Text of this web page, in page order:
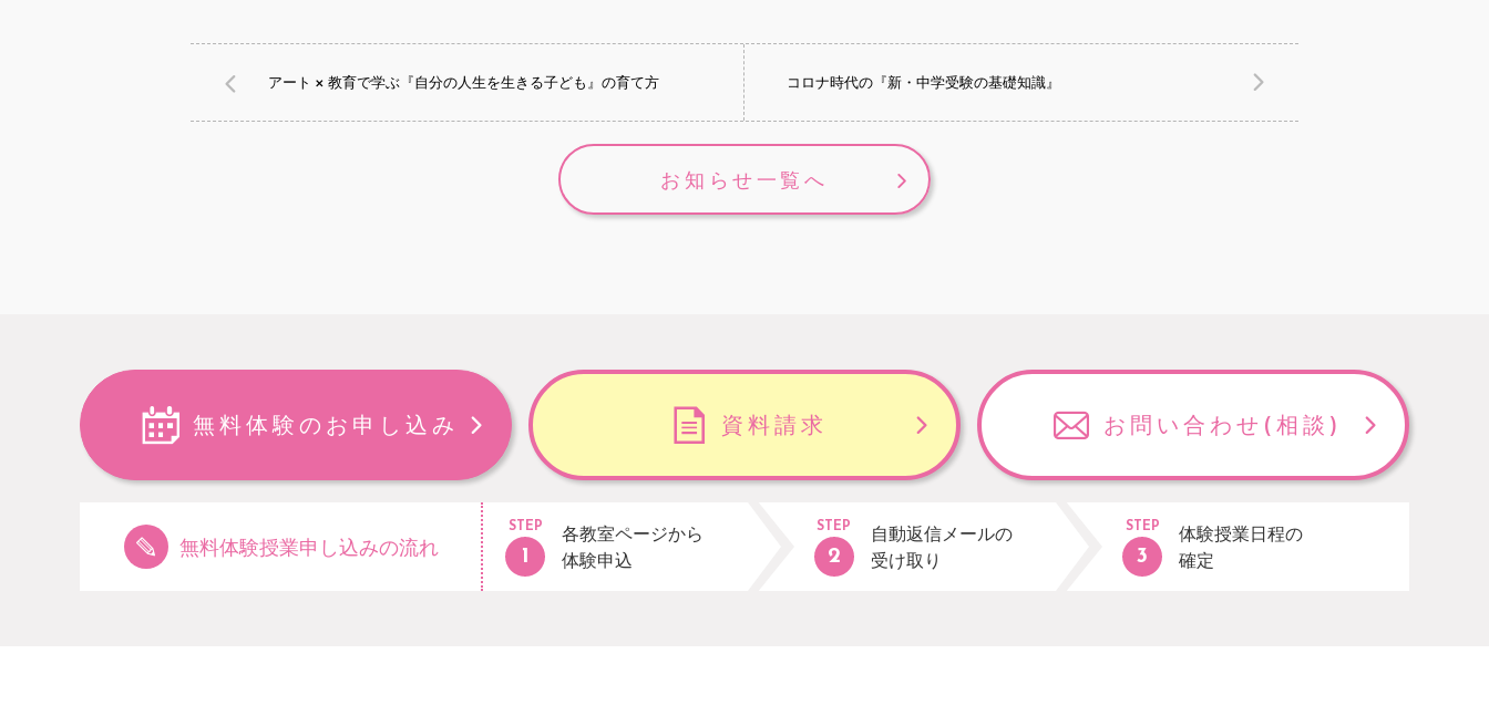
アート × 教育で学ぶ『自分の人生を生きる子ども』の育て方 コロナ時代の『新・中学受験の基礎知識』
お知らせ一覧へ
無料体験のお申し込み 資料請求 お問い合わせ (相談)
無料体験授業申し込みの流れ
STEP
各教室ページから
体験申込
STEP
自動返信メールの
受け取り
STEP
体験授業日程の
確定